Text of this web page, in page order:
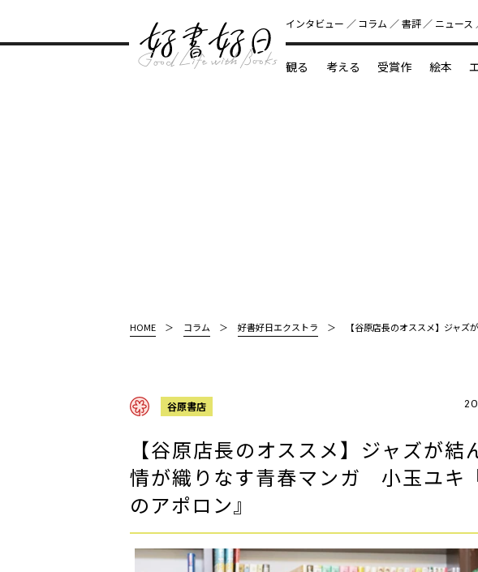
好書好日
インタビュー コラム 書評 ニュース
観る 考える 受賞作 絵本
HOME コラム 好書好日エクストラ 【谷原店長のオススメ】ジャ
谷原書店
【谷原店長のオススメ】ジャズが結
情が織りなす青春マンガ 小玉ユキ
のアポロン』